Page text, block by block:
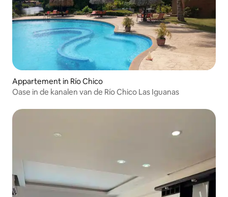
Appartement in Río Chico
Oase in de kanalen van de Río Chico Las Iguanas